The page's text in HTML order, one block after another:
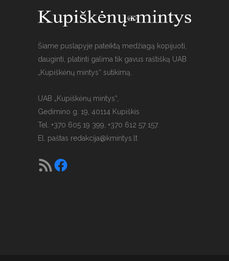
Šiame puslapyje pateiktą medžiagą kopijuoti,
dauginti, platinti galima tik gavus raštišką UAB
„Kupiškėnų mintys“ sutikimą.
UAB „Kupiškėnų mintys“,
Gedimino g. 19, 40114 Kupiškis
Tel. +370 605 19 399, +370 612 57 157.
El. paštas redakcija@kmintys.lt